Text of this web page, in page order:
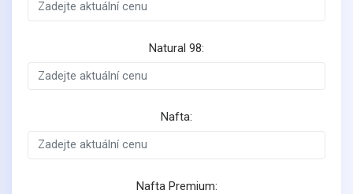
Natural 98:
Nafta:
Nafta Premium: